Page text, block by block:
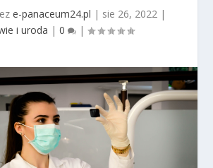
e-panaceum24.pl | sie 26, 2022 |
i uroda | 0 |